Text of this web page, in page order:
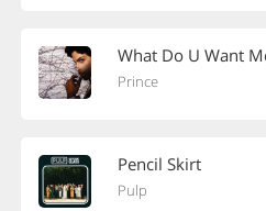
What Do U Want
Prince
Pencil Skirt
Pulp